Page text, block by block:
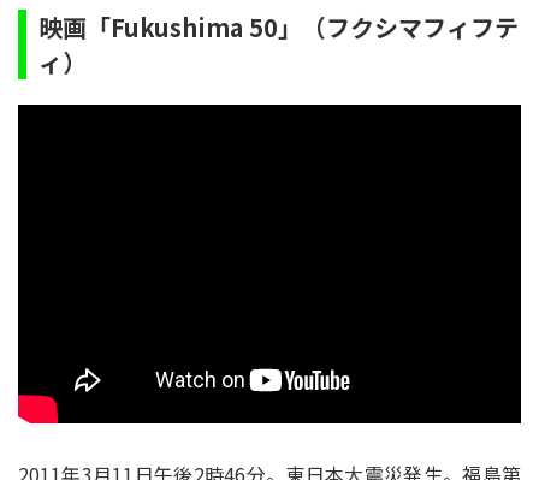
映画「Fukushima 50」（フクシマフィフテ
ィ）
2011年3月11日午後2時46分。東日本大震災発生。福島第